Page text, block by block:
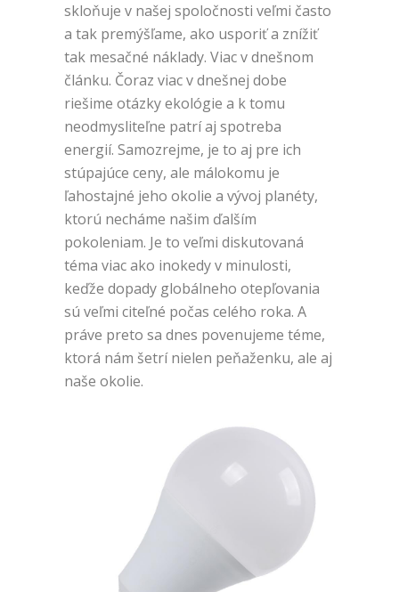
skloňuje v našej spoločnosti veľmi často
a tak premýšľame, ako usporiť a znížiť
tak mesačné náklady. Viac v dnešnom
článku. Čoraz viac v dnešnej dobe
riešime otázky ekológie a k tomu
neodmysliteľne patrí aj spotreba
energií. Samozrejme, je to aj pre ich
stúpajúce ceny, ale málokomu je
ľahostajné jeho okolie a vývoj planéty,
ktorú necháme našim ďalším
pokoleniam. Je to veľmi diskutovaná
téma viac ako inokedy v minulosti,
keďže dopady globálneho otepľovania
sú veľmi citeľné počas celého roka. A
práve preto sa dnes povenujeme téme,
ktorá nám šetrí nielen peňaženku, ale aj
naše okolie.